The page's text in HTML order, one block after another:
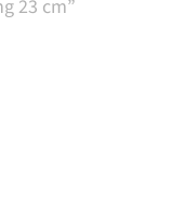
23 cm”